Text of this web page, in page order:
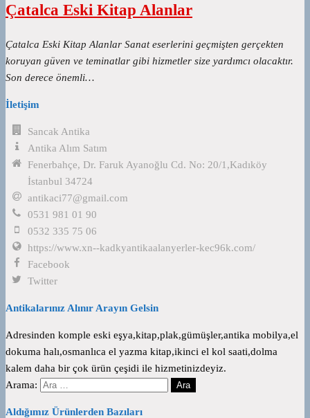
Çatalca Eski Kitap Alanlar
Çatalca Eski Kitap Alanlar Sanat eserlerini geçmişten gerçekten
koruyan güven ve teminatlar gibi hizmetler size yardımcı olacaktır.
Son derece önemli…
İletişim
Sancak Antika
Antika Alım Satım
Fenerbahçe, Dr. Faruk Ayanoğlu Cd. No: 20/1,Kadıköy
İstanbul 34724
antikaci77@gmail.com
0531 981 01 90
0532 335 75 06
https://www.xn--kadkyantikaalanyerler-kec96k.com/
Facebook
Twitter
Antikalarınız Alınır Arayın Gelsin
Adresinden komple eski eşya,kitap,plak,gümüşler,antika mobilya,el
dokuma halı,osmanlıca el yazma kitap,ikinci el kol saati,dolma
kalem daha bir çok ürün çeşidi ile hizmetinizdeyiz.
Arama:
Aldığımız Ürünlerden Bazıları